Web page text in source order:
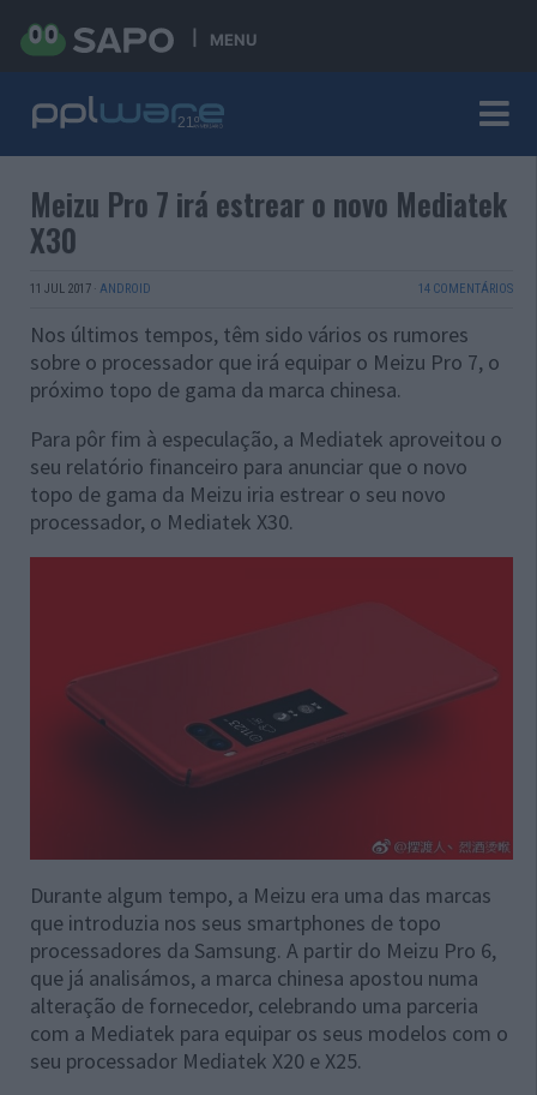
MENU
Meizu Pro 7 irá estrear o novo Mediatek
X30
11 JUL 2017 · ANDROID 14 COMENTÁRIOS
Nos últimos tempos, têm sido vários os rumores
sobre o processador que irá equipar o Meizu Pro 7, o
próximo topo de gama da marca chinesa.
Para pôr fim à especulação, a Mediatek aproveitou o
seu relatório financeiro para anunciar que o novo
topo de gama da Meizu iria estrear o seu novo
processador, o Mediatek X30.
Durante algum tempo, a Meizu era uma das marcas
que introduzia nos seus smartphones de topo
processadores da Samsung. A partir do Meizu Pro 6,
que já analisámos, a marca chinesa apostou numa
alteração de fornecedor, celebrando uma parceria
com a Mediatek para equipar os seus modelos com o
seu processador Mediatek X20 e X25.